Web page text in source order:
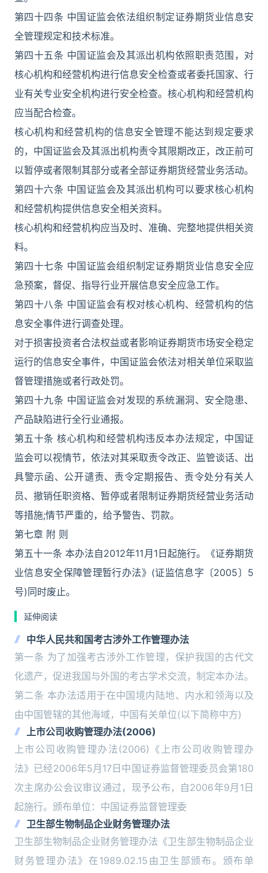
第四十四条 中国证监会依法组织制定证券期货业信息安
全管理规定和技术标准。
第四十五条 中国证监会及其派出机构依照职责范围，对
核心机构和经营机构进行信息安全检查或者委托国家、行
业有关专业安全机构进行安全检查。核心机构和经营机构
应当配合检查。
核心机构和经营机构的信息安全管理不能达到规定要求
的，中国证监会及其派出机构责令其限期改正，改正前可
以暂停或者限制其部分或者全部证券期货经营业务活动。
第四十六条 中国证监会及其派出机构可以要求核心机构
和经营机构提供信息安全相关资料。
核心机构和经营机构应当及时、准确、完整地提供相关资
料。
第四十七条 中国证监会组织制定证券期货业信息安全应
急预案，督促、指导行业开展信息安全应急工作。
第四十八条 中国证监会有权对核心机构、经营机构的信
息安全事件进行调查处理。
对于损害投资者合法权益或者影响证券期货市场安全稳定
运行的信息安全事件，中国证监会依法对相关单位采取监
督管理措施或者行政处罚。
第四十九条 中国证监会对发现的系统漏洞、安全隐患、
产品缺陷进行全行业通报。
第五十条 核心机构和经营机构违反本办法规定，中国证
监会可以视情节，依法对其采取责令改正、监管谈话、出
具警示函、公开谴责、责令定期报告、责令处分有关人
员、撤销任职资格、暂停或者限制证券期货经营业务活动
等措施;情节严重的，给予警告、罚款。
第七章 附 则
第五十一条 本办法自2012年11月1日起施行。《证券期货
业信息安全保障管理暂行办法》(证监信息字〔2005〕5
号)同时废止。
延伸阅读
中华人民共和国考古涉外工作管理办法
第一条 为了加强考古涉外工作管理，保护我国的古代文
化遗产，促进我国与外国的考古学术交流，制定本办法。
第二条 本办法适用于在中国境内陆地、内水和领海以及
由中国管辖的其他海域，中国有关单位(以下简称中方)
上市公司收购管理办法(2006)
上市公司收购管理办法(2006)《上市公司收购管理办
法》已经2006年5月17日中国证券监督管理委员会第180
次主席办公会议审议通过，现予公布，自2006年9月1日
起施行。颁布单位：中国证券监督管理委
卫生部生物制品企业财务管理办法
卫生部生物制品企业财务管理办法《卫生部生物制品企业
财务管理办法》在1989.02.15由卫生部颁布。颁布单